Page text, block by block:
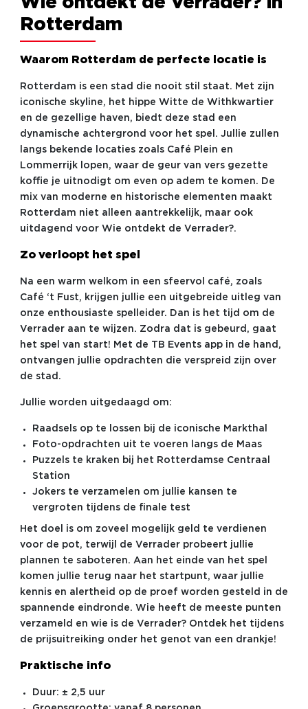
Rotterdam
Waarom Rotterdam de perfecte locatie is
Rotterdam is een stad die nooit stil staat. Met zijn
iconische skyline, het hippe Witte de Withkwartier
en de gezellige haven, biedt deze stad een
dynamische achtergrond voor het spel. Jullie zullen
langs bekende locaties zoals Café Plein en
Lommerrijk lopen, waar de geur van vers gezette
koffie je uitnodigt om even op adem te komen. De
mix van moderne en historische elementen maakt
Rotterdam niet alleen aantrekkelijk, maar ook
uitdagend voor Wie ontdekt de Verrader?.
Zo verloopt het spel
Na een warm welkom in een sfeervol café, zoals
Café ‘t Fust, krijgen jullie een uitgebreide uitleg van
onze enthousiaste spelleider. Dan is het tijd om de
Verrader aan te wijzen. Zodra dat is gebeurd, gaat
het spel van start! Met de TB Events app in de hand,
ontvangen jullie opdrachten die verspreid zijn over
de stad.
Jullie worden uitgedaagd om:
Raadsels op te lossen bij de iconische Markthal
Foto-opdrachten uit te voeren langs de Maas
Puzzels te kraken bij het Rotterdamse Centraal
Station
Jokers te verzamelen om jullie kansen te
vergroten tijdens de finale test
Het doel is om zoveel mogelijk geld te verdienen
voor de pot, terwijl de Verrader probeert jullie
plannen te saboteren. Aan het einde van het spel
komen jullie terug naar het startpunt, waar jullie
kennis en alertheid op de proef worden gesteld in de
spannende eindronde. Wie heeft de meeste punten
verzameld en wie is de Verrader? Ontdek het tijdens
de prijsuitreiking onder het genot van een drankje!
Praktische info
Duur: ± 2,5 uur